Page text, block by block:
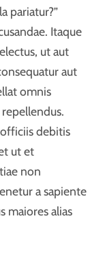
pariatur?”
Itaque
ut aut
aut
omnis
debitis
ut et
non
a sapiente
maiores alias